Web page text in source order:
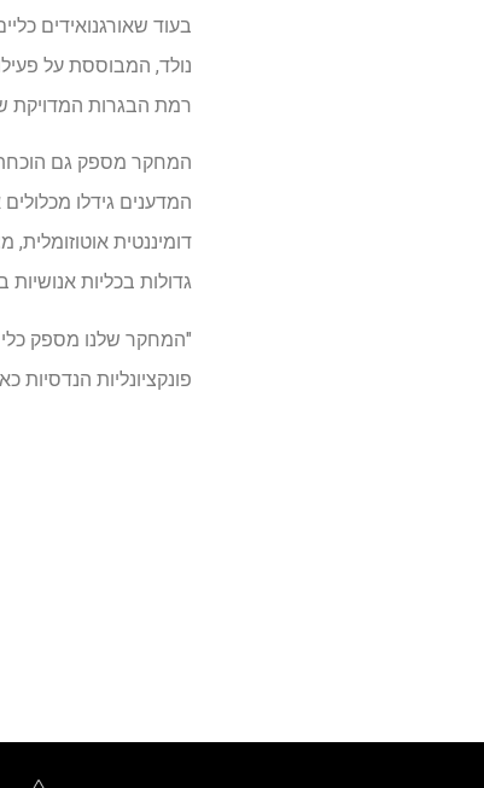
בעוד שאורגנואידים
נולד, המבוססת על
רמת הבגרות המדויקת
המחקר מספק גם הוכחת
דומיננטית
גדולות בכליות
"המחקר שלנו מספק כלי
פונקציונליות